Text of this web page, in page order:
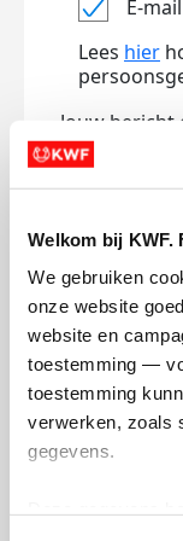
Welkom bij KWF.
We gebruiken
onze website
website en
toestemming —
toestemming
verwerken, zoals
gegevens.
E-mail
Lees hier
Jouw bericht
(optioneel)
0/150
Naam die